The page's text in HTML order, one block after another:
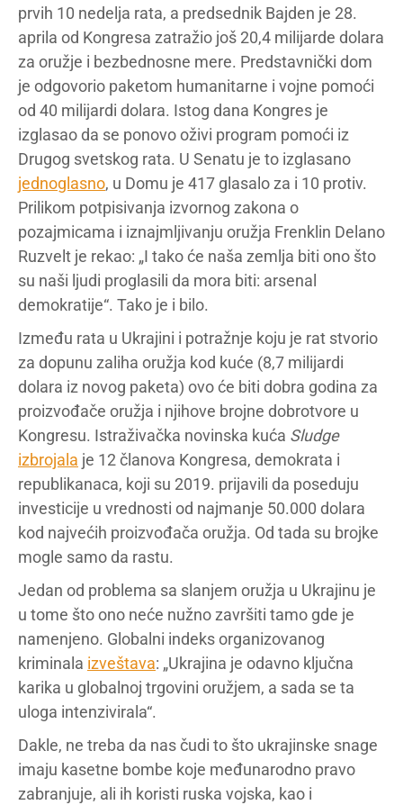
prvih 10 nedelja rata, a predsednik Bajden je 28.
aprila od Kongresa zatražio još 20,4 milijarde dolara
za oružje i bezbednosne mere. Predstavnički dom
je odgovorio paketom humanitarne i vojne pomoći
od 40 milijardi dolara. Istog dana Kongres je
izglasao da se ponovo oživi program pomoći iz
Drugog svetskog rata. U Senatu je to izglasano
jednoglasno, u Domu je 417 glasalo za i 10 protiv.
Prilikom potpisivanja izvornog zakona o
pozajmicama i iznajmljivanju oružja Frenklin Delano
Ruzvelt je rekao: „I tako će naša zemlja biti ono što
su naši ljudi proglasili da mora biti: arsenal
demokratije“. Tako je i bilo.
Između rata u Ukrajini i potražnje koju je rat stvorio
za dopunu zaliha oružja kod kuće (8,7 milijardi
dolara iz novog paketa) ovo će biti dobra godina za
proizvođače oružja i njihove brojne dobrotvore u
Kongresu. Istraživačka novinska kuća Sludge
izbrojala je 12 članova Kongresa, demokrata i
republikanaca, koji su 2019. prijavili da poseduju
investicije u vrednosti od najmanje 50.000 dolara
kod najvećih proizvođača oružja. Od tada su brojke
mogle samo da rastu.
Jedan od problema sa slanjem oružja u Ukrajinu je
u tome što ono neće nužno završiti tamo gde je
namenjeno. Globalni indeks organizovanog
kriminala izveštava: „Ukrajina je odavno ključna
karika u globalnoj trgovini oružjem, a sada se ta
uloga intenzivirala“.
Dakle, ne treba da nas čudi to što ukrajinske snage
imaju kasetne bombe koje međunarodno pravo
zabranjuje, ali ih koristi ruska vojska, kao i